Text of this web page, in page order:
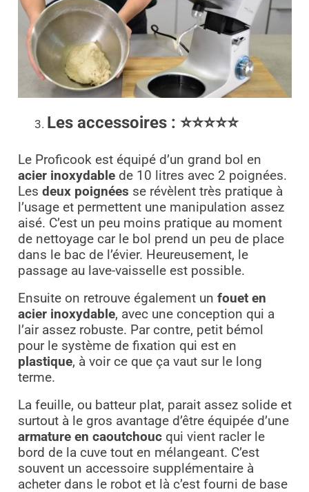
Les accessoires : ⭐⭐⭐⭐⭐
Le Proficook est équipé d’un grand bol en
acier inoxydablede 10 litres avec 2 poignées.
Les deux poignées se révèlent très pratique à
l’usage et permettent une manipulation assez
aisé. C’est un peu moins pratique au moment
de nettoyage car le bol prend un peu de place
dans le bac de l’évier. Heureusement, le
passage au lave-vaisselle est possible.
Ensuite on retrouve également un fouet en
acier inoxydable, avec une conception qui a
l’air assez robuste. Par contre, petit bémol
pour le système de fixation qui est en
plastique, à voir ce que ça vaut sur le long
terme.
La feuille, ou batteur plat, parait assez solide et
surtout à le gros avantage d’être équipée d’une
armature en caoutchoucqui vient racler le
bord de la cuve tout en mélangeant. C’est
souvent un accessoire supplémentaire à
acheter dans le robot et là c’est fourni de base